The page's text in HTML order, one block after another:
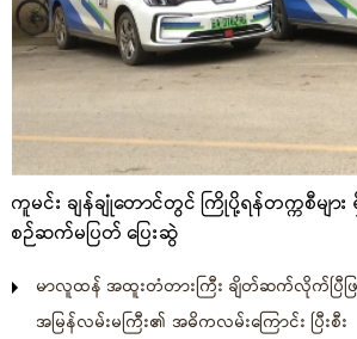
ကူမင်း ချန်ချုံတောင်တွင် ကြိုပို့ရန်တက္ကစီများ
စဉ်ဆက်မပြတ် ပြေးဆွဲ
မာလူထန် အထူးတံတားကြီး ချိတ်ဆက်လိုက်ပြီဖြစ်
အမြန်လမ်းမကြီး၏ အဓိကလမ်းကြောင်း ပြီးစီး